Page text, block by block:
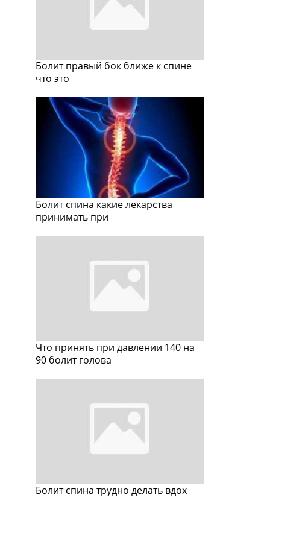
Болит правый бок ближе к спине
что это
Болит спина какие лекарства
принимать при
Что принять при давлении 140 на
90 болит голова
Болит спина трудно делать вдох